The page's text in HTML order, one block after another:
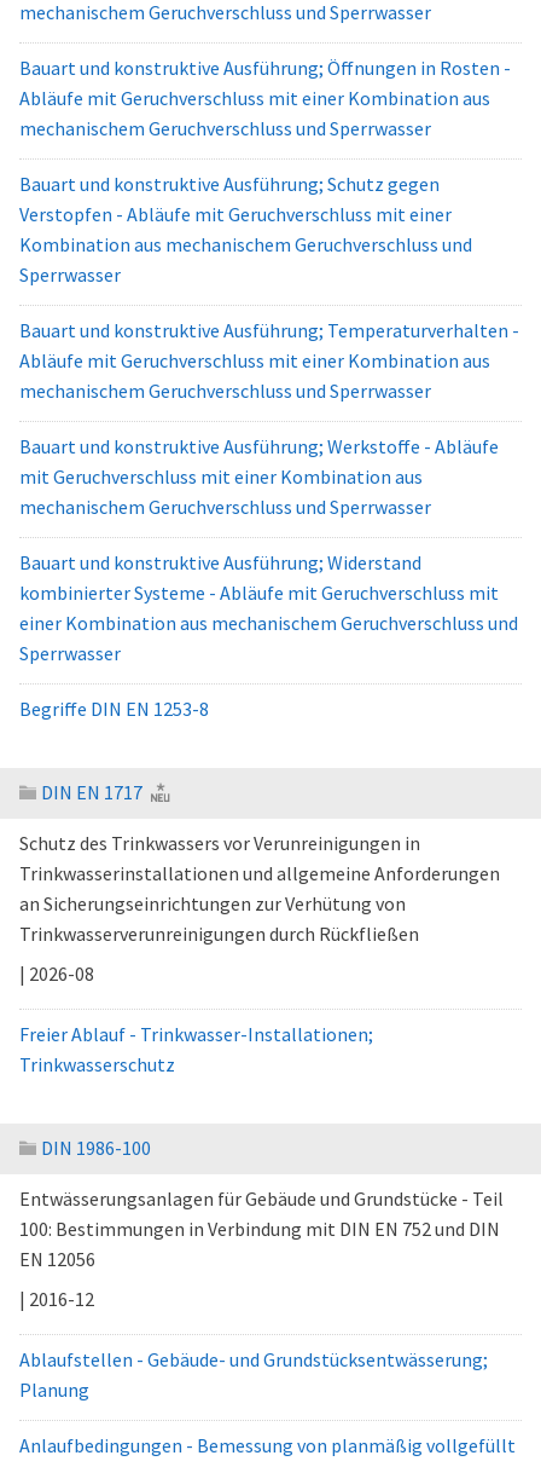
mechanischem Geruchverschluss und Sperrwasser
Bauart und konstruktive Ausführung; Öffnungen in Rosten -
Abläufe mit Geruchverschluss mit einer Kombination aus
mechanischem Geruchverschluss und Sperrwasser
Bauart und konstruktive Ausführung; Schutz gegen
Verstopfen - Abläufe mit Geruchverschluss mit einer
Kombination aus mechanischem Geruchverschluss und
Sperrwasser
Bauart und konstruktive Ausführung; Temperaturverhalten -
Abläufe mit Geruchverschluss mit einer Kombination aus
mechanischem Geruchverschluss und Sperrwasser
Bauart und konstruktive Ausführung; Werkstoffe - Abläufe
mit Geruchverschluss mit einer Kombination aus
mechanischem Geruchverschluss und Sperrwasser
Bauart und konstruktive Ausführung; Widerstand
kombinierter Systeme - Abläufe mit Geruchverschluss mit
einer Kombination aus mechanischem Geruchverschluss und
Sperrwasser
Begriffe DIN EN 1253-8
DIN EN 1717
Schutz des Trinkwassers vor Verunreinigungen in
Trinkwasserinstallationen und allgemeine Anforderungen
an Sicherungseinrichtungen zur Verhütung von
Trinkwasserverunreinigungen durch Rückfließen
| 2026-08
Freier Ablauf - Trinkwasser-Installationen;
Trinkwasserschutz
DIN 1986-100
Entwässerungsanlagen für Gebäude und Grundstücke - Teil
100: Bestimmungen in Verbindung mit DIN EN 752 und DIN
EN 12056
| 2016-12
Ablaufstellen - Gebäude- und Grundstücksentwässerung;
Planung
Anlaufbedingungen - Bemessung von planmäßig vollgefüllt